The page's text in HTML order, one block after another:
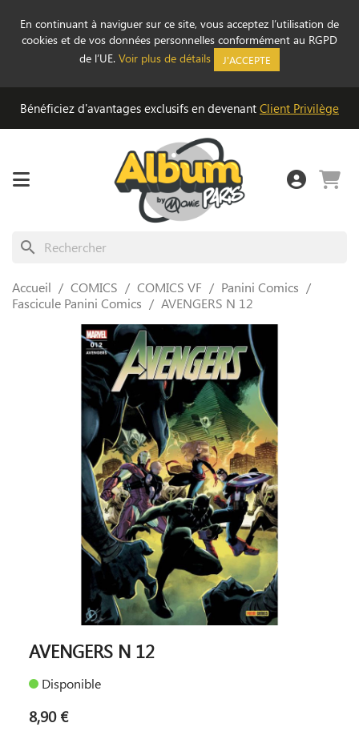
En continuant à naviguer sur ce site, vous acceptez l’utilisation de
cookies et de vos données personnelles conformément au RGPD
de l’UE. Voir plus de détails J'ACCEPTE
Bénéficiez d'avantages exclusifs en devenant Client Privilège
search
Accueil COMICS COMICS VF
Panini Comics
Fascicule Panini Comics
AVENGERS N 12
AVENGERS N 12
Disponible
8,90 €